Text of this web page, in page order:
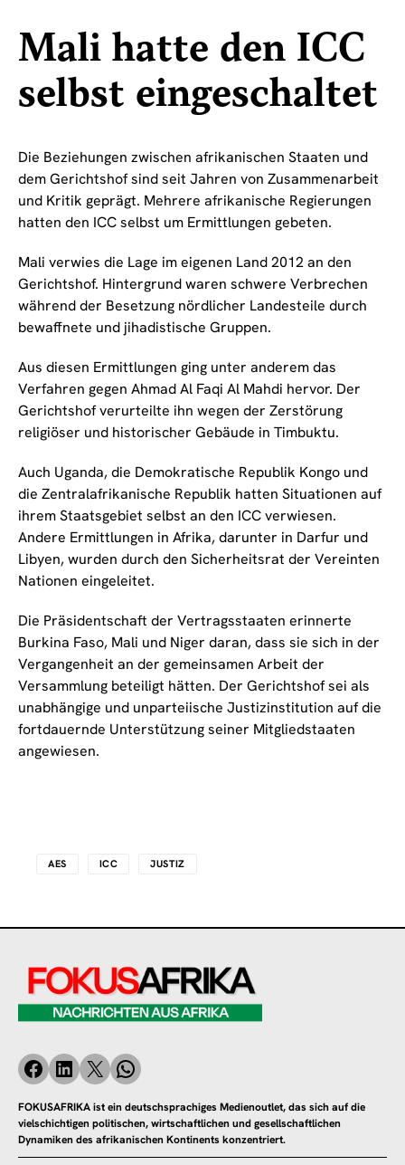
Mali hatte den ICC
selbst eingeschaltet
Die Beziehungen zwischen afrikanischen Staaten und
dem Gerichtshof sind seit Jahren von Zusammenarbeit
und Kritik geprägt. Mehrere afrikanische Regierungen
hatten den ICC selbst um Ermittlungen gebeten.
Mali verwies die Lage im eigenen Land 2012 an den
Gerichtshof. Hintergrund waren schwere Verbrechen
während der Besetzung nördlicher Landesteile durch
bewaffnete und jihadistische Gruppen.
Aus diesen Ermittlungen ging unter anderem das
Verfahren gegen Ahmad Al Faqi Al Mahdi hervor. Der
Gerichtshof verurteilte ihn wegen der Zerstörung
religiöser und historischer Gebäude in Timbuktu.
Auch Uganda, die Demokratische Republik Kongo und
die Zentralafrikanische Republik hatten Situationen auf
ihrem Staatsgebiet selbst an den ICC verwiesen.
Andere Ermittlungen in Afrika, darunter in Darfur und
Libyen, wurden durch den Sicherheitsrat der Vereinten
Nationen eingeleitet.
Die Präsidentschaft der Vertragsstaaten erinnerte
Burkina Faso, Mali und Niger daran, dass sie sich in der
Vergangenheit an der gemeinsamen Arbeit der
Versammlung beteiligt hätten. Der Gerichtshof sei als
unabhängige und unparteiische Justizinstitution auf die
fortdauernde Unterstützung seiner Mitgliedstaaten
angewiesen.
AES ICC JUSTIZ
FOKUSAFRIKA ist ein deutschsprachiges Medienoutlet, das sich auf die
vielschichtigen politischen, wirtschaftlichen und gesellschaftlichen
Dynamiken des afrikanischen Kontinents konzentriert.